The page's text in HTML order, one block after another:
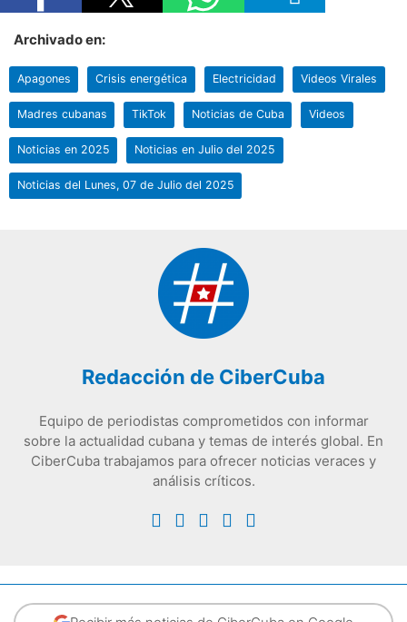
Archivado en:
Apagones Crisis energética Electricidad Videos Virales
Madres cubanas TikTok Noticias de Cuba Videos
Noticias en 2025 Noticias en Julio del 2025
Noticias del Lunes, 07 de Julio del 2025
Redacción de CiberCuba
Equipo de periodistas comprometidos con informar
sobre la actualidad cubana y temas de interés global. En
CiberCuba trabajamos para ofrecer noticias veraces y
análisis críticos.